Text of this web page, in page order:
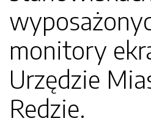
monitory
Urzędzie
Redzie.